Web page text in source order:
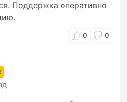
Поддержка оперативно
0 0